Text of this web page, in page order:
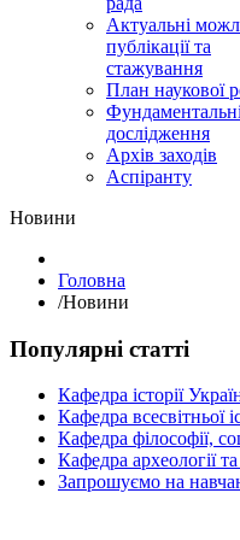
Актуальні
публікації та
стажування
План наукової
Фундаментальні
дослідження
Архів заходів
Аспіранту
Hовини
Головна
/Hовини
Популярні статті
Кафедра історії
Кафедра всесвітньої
Кафедра філософії,
Кафедра археології
Запрошуємо на